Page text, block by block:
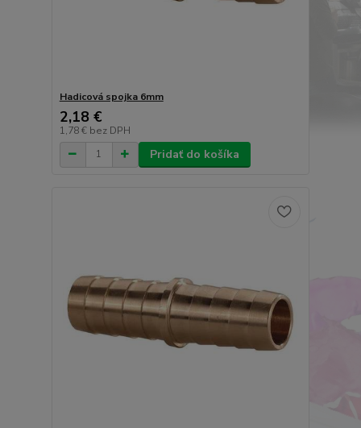
Hadicová spojka 6mm
2,18 €
1,78 € bez DPH
Pridať do košíka